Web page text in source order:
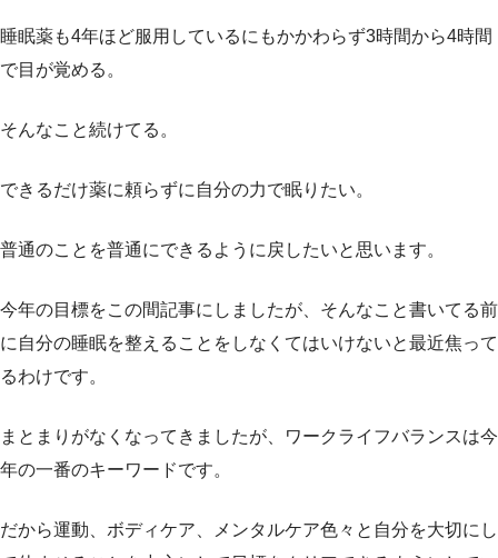
睡眠薬も4年ほど服用しているにもかかわらず3時間から4時間
で目が覚める。
そんなこと続けてる。
できるだけ薬に頼らずに自分の力で眠りたい。
普通のことを普通にできるように戻したいと思います。
今年の目標をこの間記事にしましたが、そんなこと書いてる前
に自分の睡眠を整えることをしなくてはいけないと最近焦って
るわけです。
まとまりがなくなってきましたが、ワークライフバランスは今
年の一番のキーワードです。
だから運動、ボディケア、メンタルケア色々と自分を大切にし